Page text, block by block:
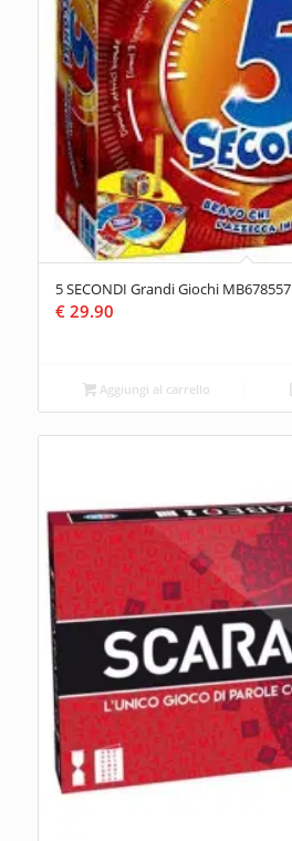
5 SECONDI Grandi Giochi MB678557
€29.90
Aggiungi al carrello